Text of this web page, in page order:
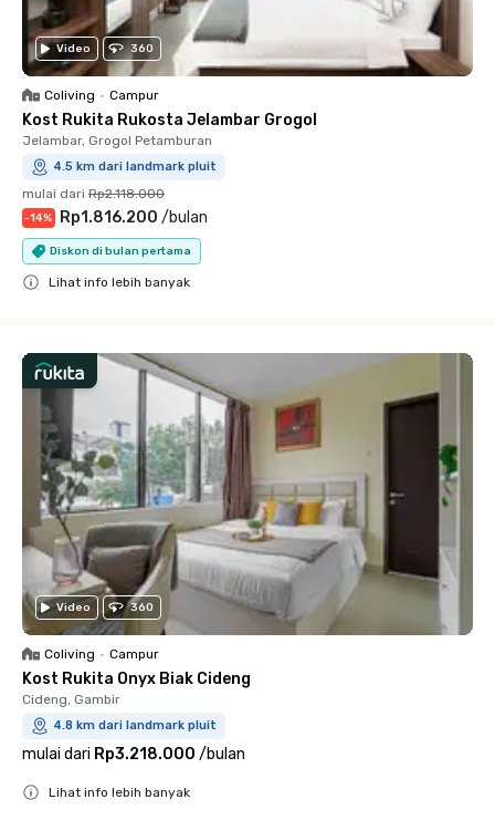
Video 360
Coliving • Campur
Kost Rukita Rukosta Jelambar Grogol
Jelambar, Grogol Petamburan
4.5 km dari landmark pluit
mulai dari Rp2.118.000
-14% Rp1.816.200 /bulan
Diskon di bulan pertama
Lihat info lebih banyak
Video 360
Coliving • Campur
Kost Rukita Onyx Biak Cideng
Cideng, Gambir
4.8 km dari landmark pluit
mulai dari Rp3.218.000 /bulan
Lihat info lebih banyak